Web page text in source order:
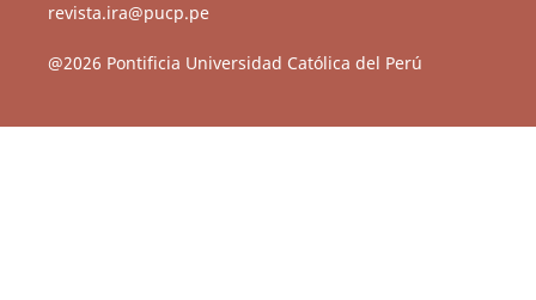
revista.ira@pucp.pe
@2026 Pontificia Universidad Católica del Perú